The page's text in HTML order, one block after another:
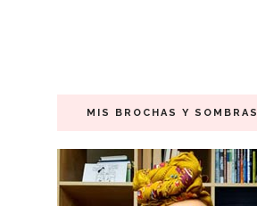
MIS BROCHAS Y SOMBRAS